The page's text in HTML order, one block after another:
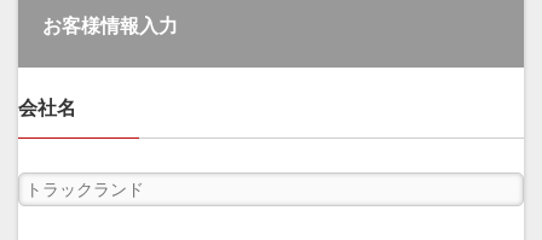
お客様情報入力
会社名